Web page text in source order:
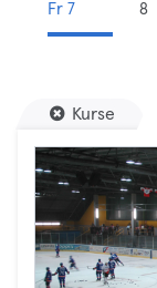
Fr 7
8
Kurse